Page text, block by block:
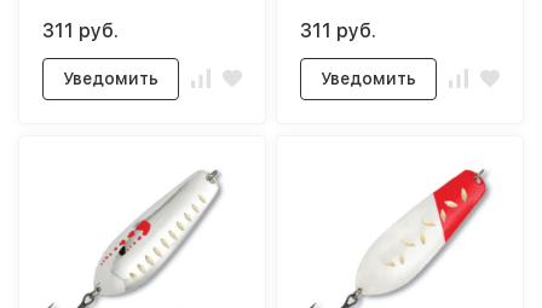
311 руб.
Уведомить
311 руб.
Уведомить